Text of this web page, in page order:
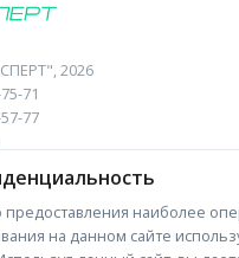
, 2026
71
77
Пугачева, 10 к1, оф.23
наиболее
на данном сайте